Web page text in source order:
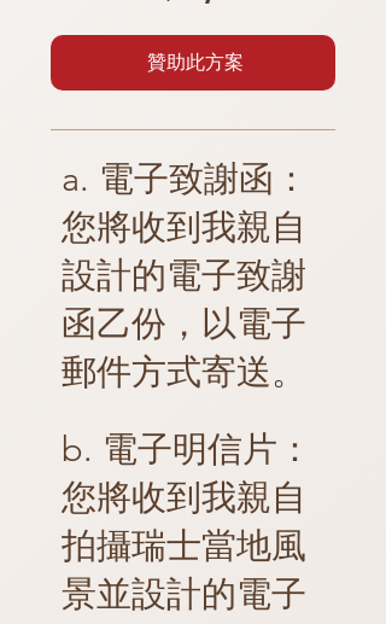
贊助此方案
a. 電子致謝函：
您將收到我親自
設計的電子致謝
函乙份，以電子
郵件方式寄送。
b. 電子明信片：
您將收到我親自
拍攝瑞士當地風
景並設計的電子